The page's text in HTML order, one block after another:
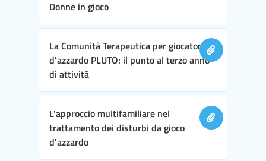
Donne in gioco
La Comunità Terapeutica per giocatori
d'azzardo PLUTO: il punto al terzo anno
di attività
L'approccio multifamiliare nel
trattamento dei disturbi da gioco
d'azzardo